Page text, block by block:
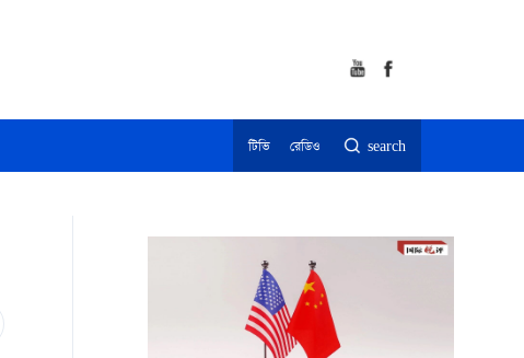
টিভি রেডিও search